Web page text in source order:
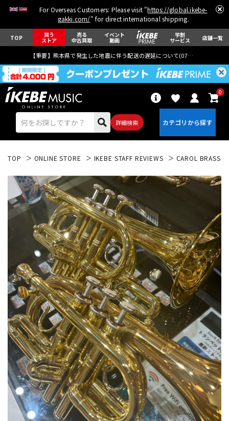
For Overseas Customers: Please visit "https://global.ikebe-
gakki.com/" for direct international shipping.
TOP 買う
ストア
売る
中古買取
イベント
動画
学割
サービス 店舗一覧
【重要】熊本県で発生した地震に伴う配送の遅延について(07月29日
詳細検索
0
エレキギター アコギ/エレアコ
ベース ウクレレ
ドラム パーカッション
キーボード 電子ピアノ
管楽器 その他楽器
アンプ エフェクター
TOP ONLINE STORE IKEBE STAFF REVIEWS CAROL BRASS